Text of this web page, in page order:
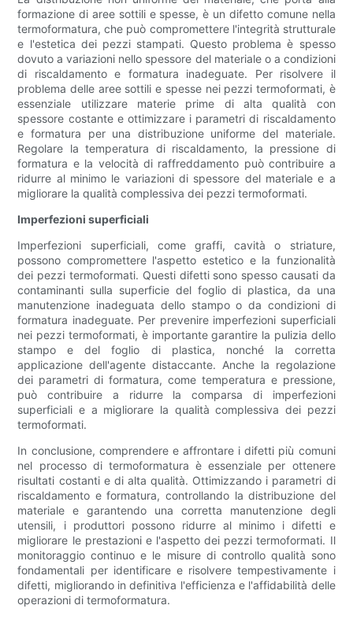
formazione di aree sottili e spesse, è un difetto comune nella
termoformatura, che può compromettere l'integrità strutturale
e l'estetica dei pezzi stampati. Questo problema è spesso
dovuto a variazioni nello spessore del materiale o a condizioni
di riscaldamento e formatura inadeguate. Per risolvere il
problema delle aree sottili e spesse nei pezzi termoformati, è
essenziale utilizzare materie prime di alta qualità con
spessore costante e ottimizzare i parametri di riscaldamento
e formatura per una distribuzione uniforme del materiale.
Regolare la temperatura di riscaldamento, la pressione di
formatura e la velocità di raffreddamento può contribuire a
ridurre al minimo le variazioni di spessore del materiale e a
migliorare la qualità complessiva dei pezzi termoformati.
Imperfezioni superficiali
Imperfezioni superficiali, come graffi, cavità o striature,
possono compromettere l'aspetto estetico e la funzionalità
dei pezzi termoformati. Questi difetti sono spesso causati da
contaminanti sulla superficie del foglio di plastica, da una
manutenzione inadeguata dello stampo o da condizioni di
formatura inadeguate. Per prevenire imperfezioni superficiali
nei pezzi termoformati, è importante garantire la pulizia dello
stampo e del foglio di plastica, nonché la corretta
applicazione dell'agente distaccante. Anche la regolazione
dei parametri di formatura, come temperatura e pressione,
può contribuire a ridurre la comparsa di imperfezioni
superficiali e a migliorare la qualità complessiva dei pezzi
termoformati.
In conclusione, comprendere e affrontare i difetti più comuni
nel processo di termoformatura è essenziale per ottenere
risultati costanti e di alta qualità. Ottimizzando i parametri di
riscaldamento e formatura, controllando la distribuzione del
materiale e garantendo una corretta manutenzione degli
utensili, i produttori possono ridurre al minimo i difetti e
migliorare le prestazioni e l'aspetto dei pezzi termoformati. Il
monitoraggio continuo e le misure di controllo qualità sono
fondamentali per identificare e risolvere tempestivamente i
difetti, migliorando in definitiva l'efficienza e l'affidabilità delle
operazioni di termoformatura.